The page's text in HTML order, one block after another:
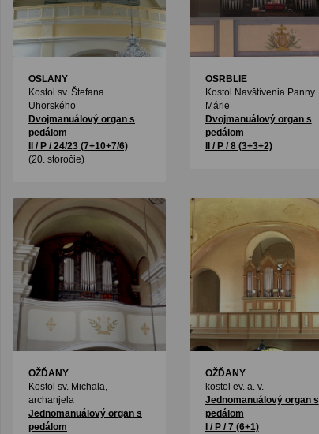
OSLANY
Kostol sv. Štefana
Uhorského
Dvojmanuálový organ s
pedálom
II / P / 24/23 (7+10+7/6)
(20. storočie)
OSRBLIE
Kostol Navštívenia Panny
Márie
Dvojmanuálový organ s
pedálom
II / P / 8 (3+3+2)
OŽĎANY
Kostol sv. Michala,
archanjela
Jednomanuálový organ s
pedálom
OŽĎANY
kostol ev. a. v.
Jednomanuálový organ s
pedálom
I / P / 7 (6+1)